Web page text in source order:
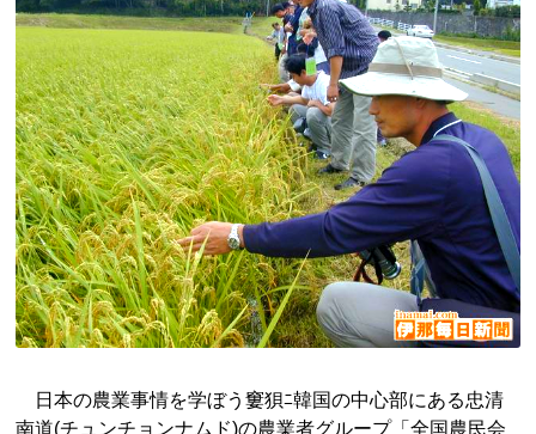
日本の農業事情を学ぼう窶狽ﾆ韓国の中心部にある忠清
南道(チュンチョンナムド)の農業者グループ「全国農民会